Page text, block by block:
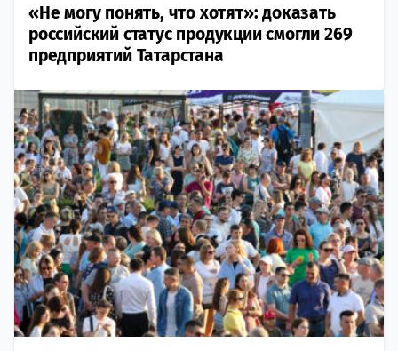
«Не могу понять, что хотят»: доказать
российский статус продукции смогли 269
предприятий Татарстана